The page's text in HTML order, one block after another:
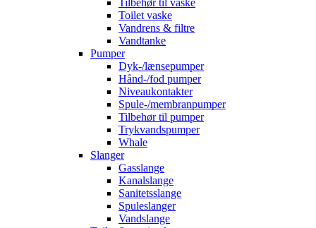
Tilbehør til vaske
Toilet vaske
Vandrens & filtre
Vandtanke
Pumper
Dyk-/lænsepumper
Hånd-/fod pumper
Niveaukontakter
Spule-/membranpumper
Tilbehør til pumper
Trykvandspumper
Whale
Slanger
Gasslange
Kanalslange
Sanitetsslange
Spuleslanger
Vandslange